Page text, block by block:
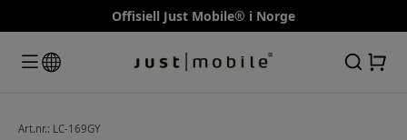
Offisiell Just Mobile® i Norge
Art.nr.: LC-169GY